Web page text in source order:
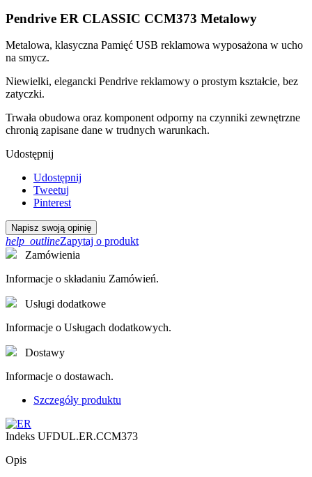
Pendrive ER CLASSIC CCM373 Metalowy
Metalowa, klasyczna Pamięć USB reklamowa wyposażona w ucho
na smycz.
Niewielki, elegancki Pendrive reklamowy o prostym kształcie, bez
zatyczki.
Trwała obudowa oraz komponent odporny na czynniki zewnętrzne
chronią zapisane dane w trudnych warunkach.
Udostępnij
Udostępnij
Tweetuj
Pinterest
Napisz swoją opinię
help_outlineZapytaj o produkt
Zamówienia
Informacje o składaniu Zamówień.
Usługi dodatkowe
Informacje o Usługach dodatkowych.
Dostawy
Informacje o dostawach.
Szczegóły produktu
Indeks UFDUL.ER.CCM373
Opis